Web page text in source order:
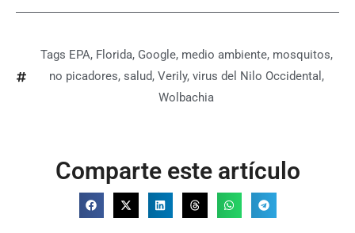
Tags EPA, Florida, Google, medio ambiente, mosquitos,
no picadores, salud, Verily, virus del Nilo Occidental ,
Wolbachia
Comparte este artículo